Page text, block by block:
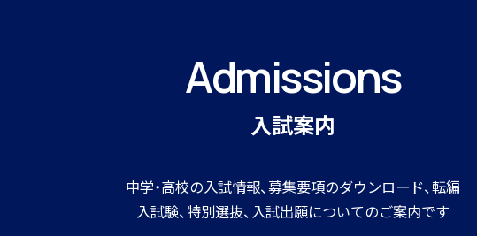
Admissions
入試案内
中学・高校の入試情報、募集要項のダウンロード、転編
入試験、特別選抜、入試出願についてのご案内です